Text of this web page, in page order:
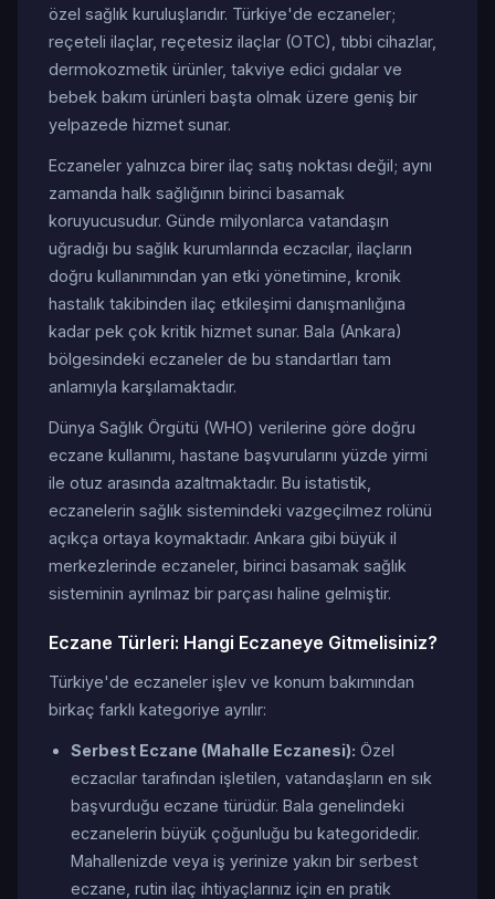
özel sağlık kuruluşlarıdır. Türkiye'de eczaneler;
reçeteli ilaçlar, reçetesiz ilaçlar (OTC), tıbbi cihazlar,
dermokozmetik ürünler, takviye edici gıdalar ve
bebek bakım ürünleri başta olmak üzere geniş bir
yelpazede hizmet sunar.
Eczaneler yalnızca birer ilaç satış noktası değil; aynı
zamanda halk sağlığının birinci basamak
koruyucusudur. Günde milyonlarca vatandaşın
uğradığı bu sağlık kurumlarında eczacılar, ilaçların
doğru kullanımından yan etki yönetimine, kronik
hastalık takibinden ilaç etkileşimi danışmanlığına
kadar pek çok kritik hizmet sunar. Bala (Ankara)
bölgesindeki eczaneler de bu standartları tam
anlamıyla karşılamaktadır.
Dünya Sağlık Örgütü (WHO) verilerine göre doğru
eczane kullanımı, hastane başvurularını yüzde yirmi
ile otuz arasında azaltmaktadır. Bu istatistik,
eczanelerin sağlık sistemindeki vazgeçilmez rolünü
açıkça ortaya koymaktadır. Ankara gibi büyük il
merkezlerinde eczaneler, birinci basamak sağlık
sisteminin ayrılmaz bir parçası haline gelmiştir.
Eczane Türleri: Hangi Eczaneye Gitmelisiniz?
Türkiye'de eczaneler işlev ve konum bakımından
birkaç farklı kategoriye ayrılır:
Serbest Eczane (Mahalle Eczanesi): Özel
eczacılar tarafından işletilen, vatandaşların en sık
başvurduğu eczane türüdür. Bala genelindeki
eczanelerin büyük çoğunluğu bu kategoridedir.
Mahallenizde veya iş yerinize yakın bir serbest
eczane, rutin ilaç ihtiyaçlarınız için en pratik